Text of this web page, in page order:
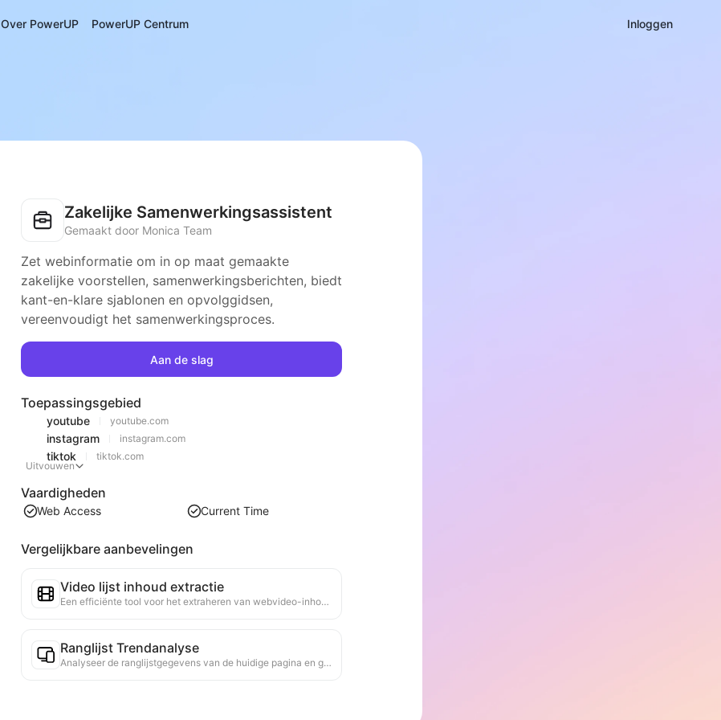
Over PowerUP PowerUP Centrum Inloggen
Zakelijke Samenwerkingsassistent
Gemaakt door Monica Team
Zet webinformatie om in op maat gemaakte
zakelijke voorstellen, samenwerkingsberichten, biedt
kant-en-klare sjablonen en opvolggidsen,
vereenvoudigt het samenwerkingsproces.
Aan de slag
Toepassingsgebied
youtube youtube.com
instagram instagram.com
tiktok
tiktok.com
Uitvouwen
Vaardigheden
Web Access Current Time
Vergelijkbare aanbevelingen
Video lijst inhoud extractie
Een efficiënte tool voor het extraheren van webvideo-inhoud, die snel webpagina's kan scannen en video-informatie kan organiseren in een gestructureerde Markdown-tabel.
Ranglijst Trendanalyse
Analyseer de ranglijstgegevens van de huidige pagina en genereer een trendrapport. Identificeer populaire categorieën, snel opkomende producttypes en opkomende technologieën. Bied directe marktinzicht om je te helpen de nieuwste producttrends en marktbewegingen te begrijpen.